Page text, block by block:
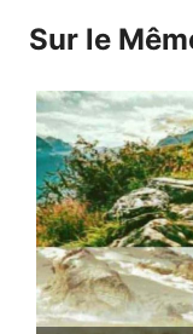
Sur le